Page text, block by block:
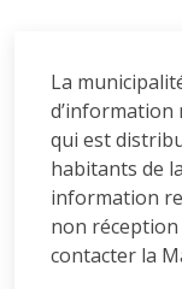
La
d’information
qui est
habitants de
information
non réception
contacter la